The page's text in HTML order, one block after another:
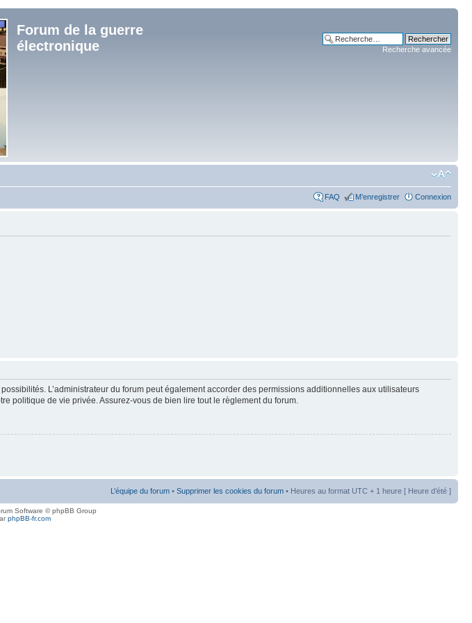
Forum de la guerre
électronique
Recherche avancée
FAQ M’enregistrer Connexion
L’administrateur du forum peut également accorder des permissions additionnelles aux utilisateurs
politique de vie privée. Assurez-vous de bien lire tout le règlement du forum.
L’équipe du forum • Supprimer les cookies du forum • Heures au format UTC + 1 heure [ Heure d’été ]
Software © phpBB Group
phpBB-fr.com